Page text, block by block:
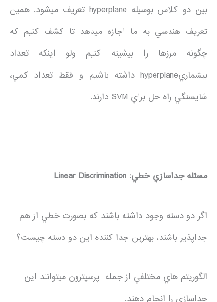
بين دو کلاس بوسيله hyperplane تعريف مي­شود. همين
تعريف هندسي به ما اجازه مي­دهد تا کشف کنيم که
چگونه مرزها را بيشينه کنيم ولو اينکه تعداد
بيشماريhyperplane داشته باشيم و فقط تعداد کمي،
شايستگي راه حل براي SVM دارند.
مسئله جداسازي خطي: Linear Discrimination
اگر دو دسته وجود داشته باشند که بصورت خطي از هم
جداپذير باشند، بهترين جدا کننده اين دو دسته چيست؟
الگوريتم هاي مختلفي از جمله پرسپترون ميتوانند اين
جداسازي را انجام دهند.